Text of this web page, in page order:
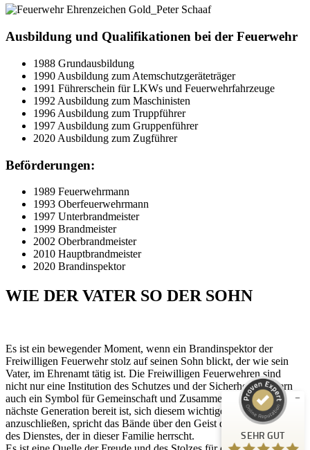
Ausbildung und Qualifikationen bei der Feuerwehr
1988 Grundausbildung
1990 Ausbildung zum Atemschutzgeräteträger
1991 Führerschein für LKWs und Feuerwehrfahrzeuge
1992 Ausbildung zum Maschinisten
1996 Ausbildung zum Truppführer
1997 Ausbildung zum Gruppenführer
2020 Ausbildung zum Zugführer
Beförderungen:
1989 Feuerwehrmann
1993 Oberfeuerwehrmann
1997 Unterbrandmeister
1999 Brandmeister
2002 Oberbrandmeister
2010 Hauptbrandmeister
2020 Brandinspektor
WIE DER VATER SO DER SOHN
Es ist ein bewegender Moment, wenn ein Brandinspektor der
Freiwilligen Feuerwehr stolz auf seinen Sohn blickt, der wie sein
Vater, im Ehrenamt tätig ist. Die Freiwilligen Feuerwehren sind
nicht nur eine Institution des Schutzes und der Sicherheit, sondern
auch ein Symbol für Gemeinschaft und Zusammenhalt. Wenn die
nächste Generation bereit ist, sich diesem wichtigen Ehrenamt
anzuschließen, spricht das Bände über den Geist der Hingabe und
des Dienstes, der in dieser Familie herrscht.
SEHR GUT
100
%
Empfehlungen auf
ProvenExpert.com
SEHR GUT
4,90
/
5,00
442
Bewertungen auf ProvenExpert.com